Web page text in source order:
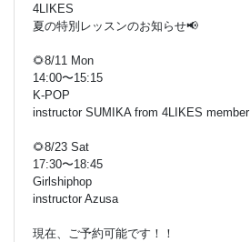
4LIKES
夏の特別レッスンのお知らせ📢
🌻8/11 Mon
14:00〜15:15
K-POP
instructor SUMIKA from 4LIKES member
🌻8/23 Sat
17:30〜18:45
Girlshiphop
instructor Azusa
現在、ご予約可能です！！